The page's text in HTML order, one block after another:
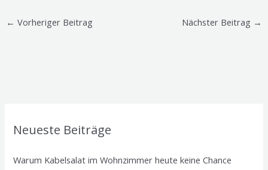
← Vorheriger Beitrag Nächster Beitrag →
Neueste Beiträge
Warum Kabelsalat im Wohnzimmer heute keine Chance